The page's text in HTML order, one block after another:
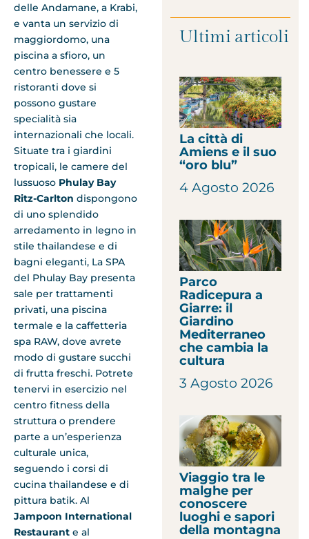
delle Andamane, a Krabi,
e vanta un servizio di
maggiordomo, una
piscina a sfioro, un
centro benessere e 5
ristoranti dove si
possono gustare
specialità sia
internazionali che locali.
Situate tra i giardini
tropicali, le camere del
lussuoso Phulay Bay
Ritz-Carlton dispongono
di uno splendido
arredamento in legno in
stile thailandese e di
bagni eleganti, La SPA
del Phulay Bay presenta
sale per trattamenti
privati, una piscina
termale e la caffetteria
spa RAW, dove avrete
modo di gustare succhi
di frutta freschi. Potrete
tenervi in esercizio nel
centro fitness della
struttura o prendere
parte a un’esperienza
culturale unica,
seguendo i corsi di
cucina thailandese e di
pittura batik. Al
Jampoon International
Restaurant e al
Ultimi articoli
La città di
Amiens e il suo
“oro blu”
4 Agosto 2026
Parco
Radicepura a
Giarre: il
Giardino
Mediterraneo
che cambia la
cultura
3 Agosto 2026
Viaggio tra le
malghe per
conoscere
luoghi e sapori
della montagna